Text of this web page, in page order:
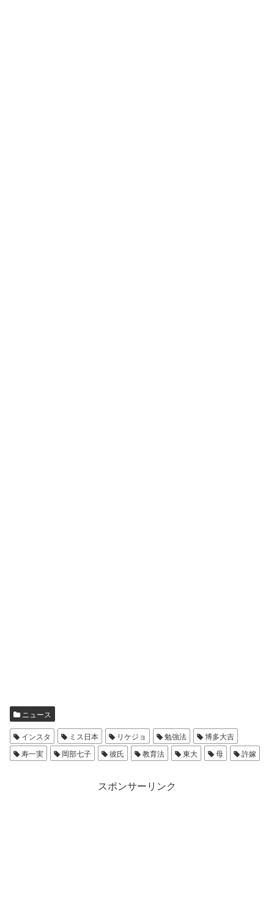
ニュース
インスタ ミス日本 リケジョ 勉強法
博多大吉
寿一実
岡部七子 彼氏 教育法 東大 母 許嫁
スポンサーリンク